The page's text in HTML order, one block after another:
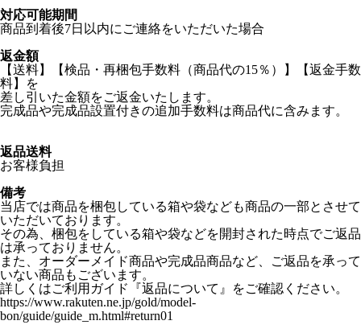
対応可能期間
商品到着後7日以内にご連絡をいただいた場合
返金額
【送料】【検品・再梱包手数料（商品代の15％）】【返金手数
料】を
差し引いた金額をご返金いたします。
完成品や完成品設置付きの追加手数料は商品代に含みます。
返品送料
お客様負担
備考
当店では商品を梱包している箱や袋なども商品の一部とさせて
いただいております。
その為、梱包をしている箱や袋などを開封された時点でご返品
は承っておりません。
また、オーダーメイド商品や完成品商品など、ご返品を承って
いない商品もございます。
詳しくはご利用ガイド『返品について』をご確認ください。
https://www.rakuten.ne.jp/gold/model-
bon/guide/guide_m.html#return01